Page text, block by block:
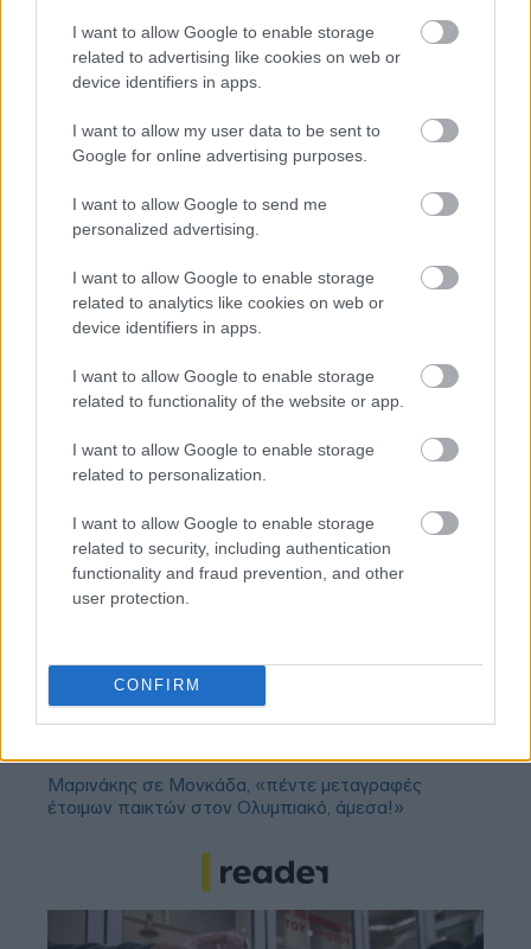
I want to allow Google to enable storage
related to advertising like cookies on web or
device identifiers in apps.
I want to allow my user data to be sent to
Google for online advertising purposes.
I want to allow Google to send me
personalized advertising.
I want to allow Google to enable storage
related to analytics like cookies on web or
device identifiers in apps.
I want to allow Google to enable storage
related to functionality of the website or app.
I want to allow Google to enable storage
related to personalization.
I want to allow Google to enable storage
related to security, including authentication
functionality and fraud prevention, and other
user protection.
CONFIRM
BEST OFINTERNET
Παναθηναϊκός: Αποθέωση από τους Ισπανούς για
το ρόστερ της ομάδας
Μαρινάκης σε Μονκάδα, «πέντε μεταγραφές
έτοιμων παικτών στον Ολυμπιακό, άμεσα!»